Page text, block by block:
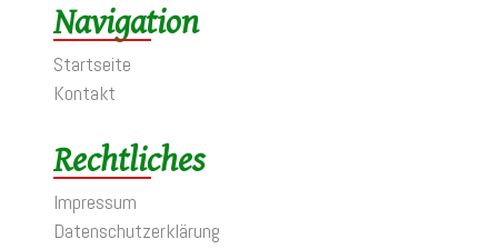
Navigation
Startseite
Kontakt
Rechtliches
Impressum
Datenschutzerklärung